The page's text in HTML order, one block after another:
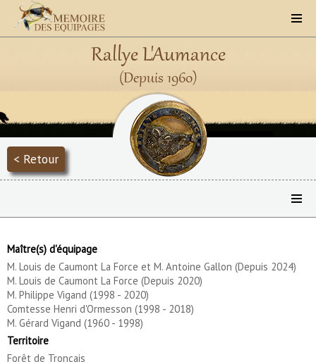
Rallye L'Aumance
(Depuis 1960)
< Retour
Maître(s) d'équipage
M. Louis de Caumont La Force et M. Antoine Gallon (Depuis 2024)
M. Louis de Caumont La Force (Depuis 2020)
M. Philippe Vigand (1998 - 2020)
Comtesse Henri d'Ormesson (1998 - 2018)
M. Gérard Vigand (1960 - 1998)
Territoire
Forêt de Tronçais